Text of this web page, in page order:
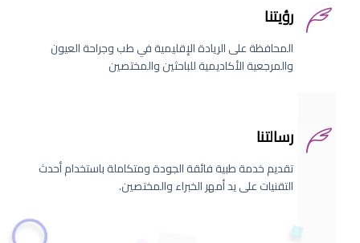
رؤيتنا
المحافظة على الريادة الإقليمية في طب وجراحة العيون
والمرجعية الأكاديمية للباحثين والمختصين
رسالتنا
تقديم خدمة طبية فائقة الجودة ومتكاملة باستخدام أحدث
التقنيات على يد أمهر الخبراء والمختصين.